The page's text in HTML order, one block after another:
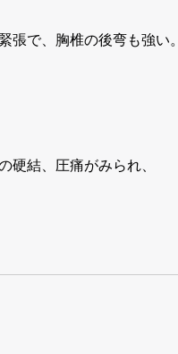
張で、胸椎の後弯も強い。
硬結、圧痛がみられ、